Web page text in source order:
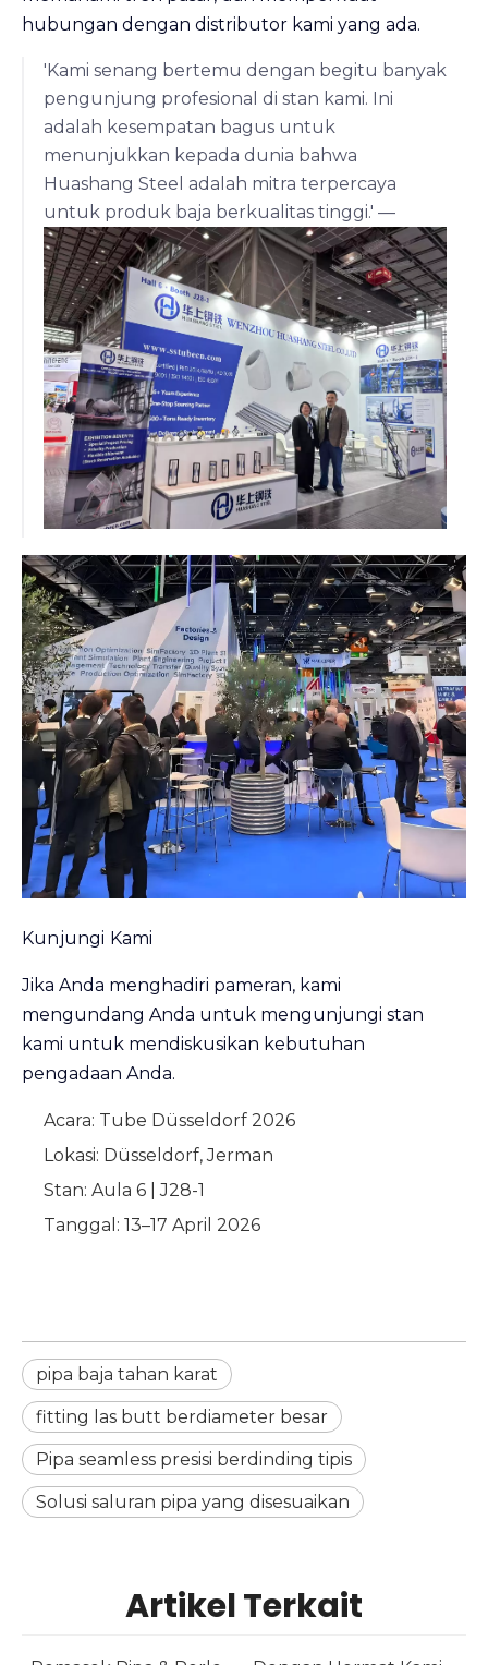
hubungan dengan distributor kami yang ada.
'Kami senang bertemu dengan begitu banyak
pengunjung profesional di stan kami. Ini
adalah kesempatan bagus untuk
menunjukkan kepada dunia bahwa
Huashang Steel adalah mitra terpercaya
untuk produk baja berkualitas tinggi.' —
Kunjungi Kami
Jika Anda menghadiri pameran, kami
mengundang Anda untuk mengunjungi stan
kami untuk mendiskusikan kebutuhan
pengadaan Anda.
Acara: Tube Düsseldorf 2026
Lokasi: Düsseldorf, Jerman
Stan: Aula 6 | J28-1
Tanggal: 13–17 April 2026
pipa baja tahan karat
fitting las butt berdiameter besar
Pipa seamless presisi berdinding tipis
Solusi saluran pipa yang disesuaikan
Artikel Terkait